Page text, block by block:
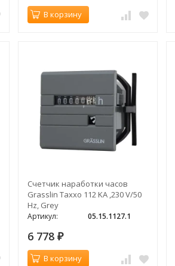
В корзину
Счетчик наработки часов
Grasslin Taxxo 112 KA ,230 V/50
Hz, Grey
Артикул: 05.15.1127.1
6 778 ₽
В корзину